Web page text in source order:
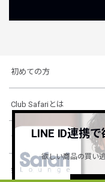
初めての方
Club Safariとは
ショッピングガイド
会社概要・規約
LINE ID連携
欲しい商品の買い